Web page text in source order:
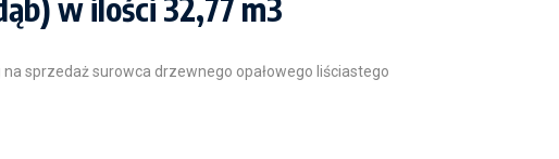
w ilości 32,77 m3
sprzedaż surowca drzewnego opałowego liściastego